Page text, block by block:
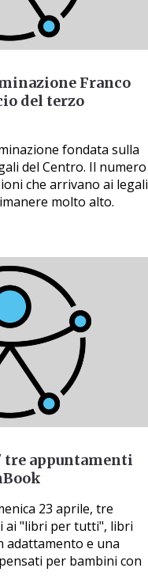
Franco
del terzo
fondata sulla
del Centro. Il numero
che arrivano ai legali
molto alto.
appuntamenti
23 aprile, tre
ai "libri per tutti", libri
e una
per bambini con